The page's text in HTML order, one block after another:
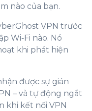
nào của bạn.
VPN trước
Wi-Fi nào. Nó
khi phát hiện
được sự gián
– và tự động ngắt
khi kết nối VPN